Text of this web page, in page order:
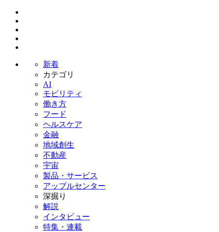
新着
カテゴリ
AI
モビリティ
働き方
フード
ヘルスケア
金融
地域創生
不動産
宇宙
製品・サービス
アップルセンター
深掘り
解説
インタビュー
特集・連載